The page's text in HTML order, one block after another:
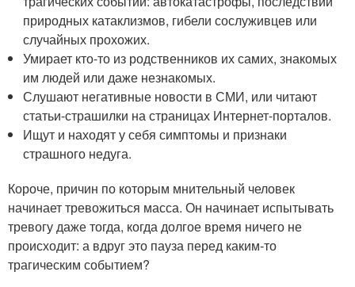
природных катаклизмов, гибели сослуживцев или
случайных прохожих.
Умирает кто-то из родственников их самих, знакомых
им людей или даже незнакомых.
Слушают негативные новости в СМИ, или читают
статьи-страшилки на страницах Интернет-порталов.
Ищут и находят у себя симптомы и признаки
страшного недуга.
Короче, причин по которым мнительный человек
начинает тревожиться масса. Он начинает испытывать
тревогу даже тогда, когда долгое время ничего не
происходит: а вдруг это пауза перед каким-то
трагическим событием?